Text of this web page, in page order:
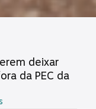
deixar
da PEC da